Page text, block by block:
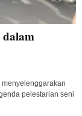
dalam
pelestarian seni